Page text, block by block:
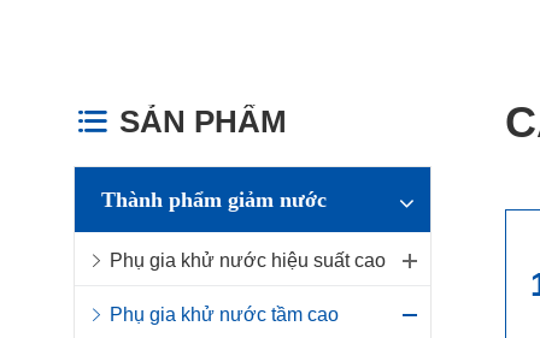
 SẢN PHẨM
Thành phẩm giảm nước
Phụ gia khử nước hiệu suất cao
Phụ gia khử nước tầm cao